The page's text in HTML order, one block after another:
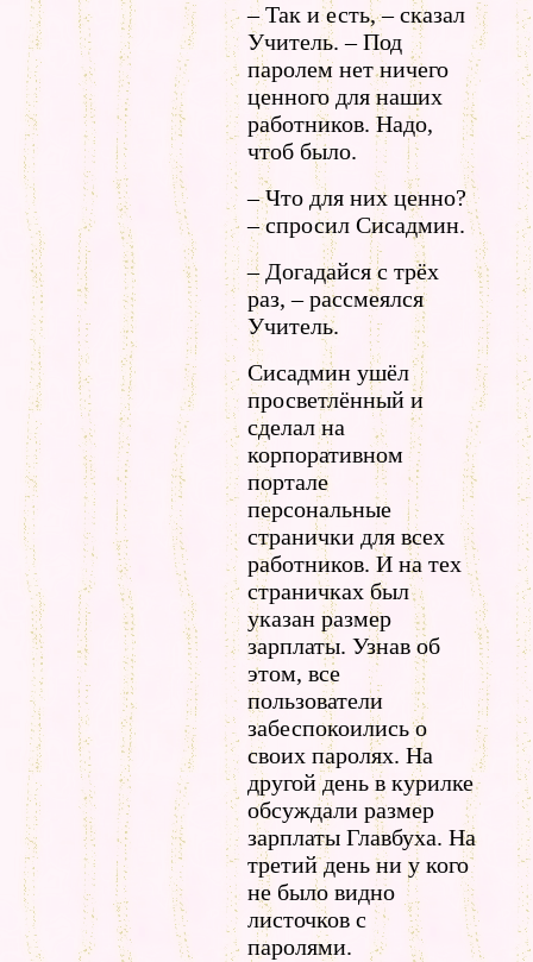
– Так и есть, – сказал
Учитель. – Под
паролем нет ничего
ценного для наших
работников. Надо,
чтоб было.
– Что для них ценно?
– спросил Сисадмин.
– Догадайся с трёх
раз, – рассмеялся
Учитель.
Сисадмин ушёл
просветлённый и
сделал на
корпоративном
портале
персональные
странички для всех
работников. И на тех
страничках был
указан размер
зарплаты. Узнав об
этом, все
пользователи
забеспокоились о
своих паролях. На
другой день в курилке
обсуждали размер
зарплаты Главбуха. На
третий день ни у кого
не было видно
листочков с
паролями.